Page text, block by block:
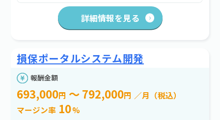
詳細情報を見る
損保ポータルシステム開発
報酬金額
693,000円 ～ 792,000円 ／月（税込）
マージン率 10%